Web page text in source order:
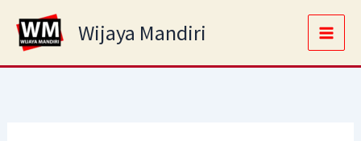
content
Wijaya Mandiri
Main